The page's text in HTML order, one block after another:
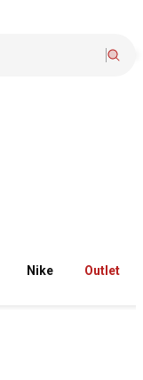
Nike Outlet